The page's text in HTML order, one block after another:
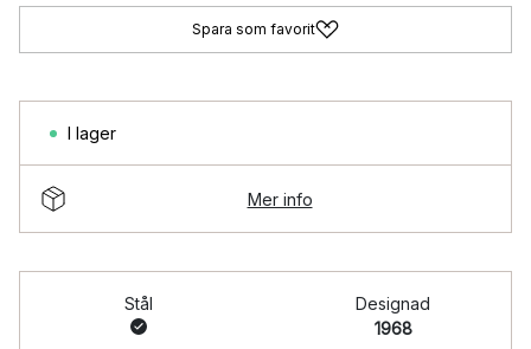
Spara som favorit
I lager
Mer info
Stål
Designad
1968